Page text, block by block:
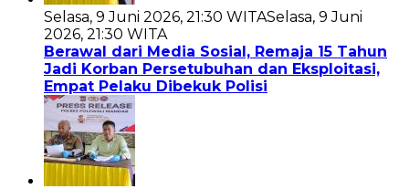
Selasa, 9 Juni 2026, 21:30 WITASelasa, 9 Juni
2026, 21:30 WITA
Berawal dari Media Sosial, Remaja 15 Tahun
Jadi Korban Persetubuhan dan Eksploitasi,
Empat Pelaku Dibekuk Polisi